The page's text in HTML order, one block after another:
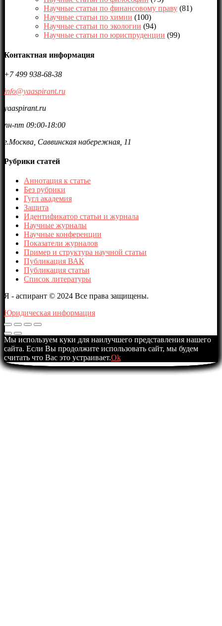
Научные статьи по финансовому праву (81)
Научные статьи по химии (100)
Научные статьи по экологии (94)
Научные статьи по юриспруденции (99)
Контактная информация
+7 499 938-68-38
info@yaaspirant.ru
yaaspirant.ru
пн-пт 09:00-18:00
г.Москва, Саввинская набережная, 11
Рубрики статей
Аннотация к статье
Без рубрики
Гугл академия
Защита
Идентификатор статьи и журнала
Научные журналы
Научные конференции
Показатели журналов
Пример и структура научной статьи
Публикация ВАК
Публикация статьи
Список литературы
Я - аспирант © 2024 Все права защищены.
Юридическая информация
Мы используем куки для наилучшего представления нашего
сайта. Если Вы продолжите использовать сайт, мы будем
считать что Вас это устраивает.Ok